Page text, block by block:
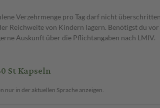
Verzehrmenge pro Tag darf nicht
Reichweite von Kindern lagern. Benötigst du
Auskunft über die Pflichtangaben nach LMIV.
St Kapseln
nur in der aktuellen Sprache anzeigen.